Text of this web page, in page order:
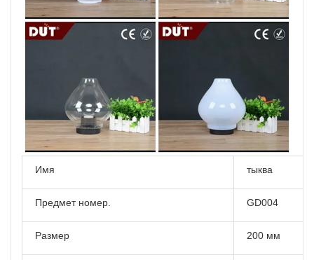
Имя тыква
Предмет номер. GD004
Размер 200 мм